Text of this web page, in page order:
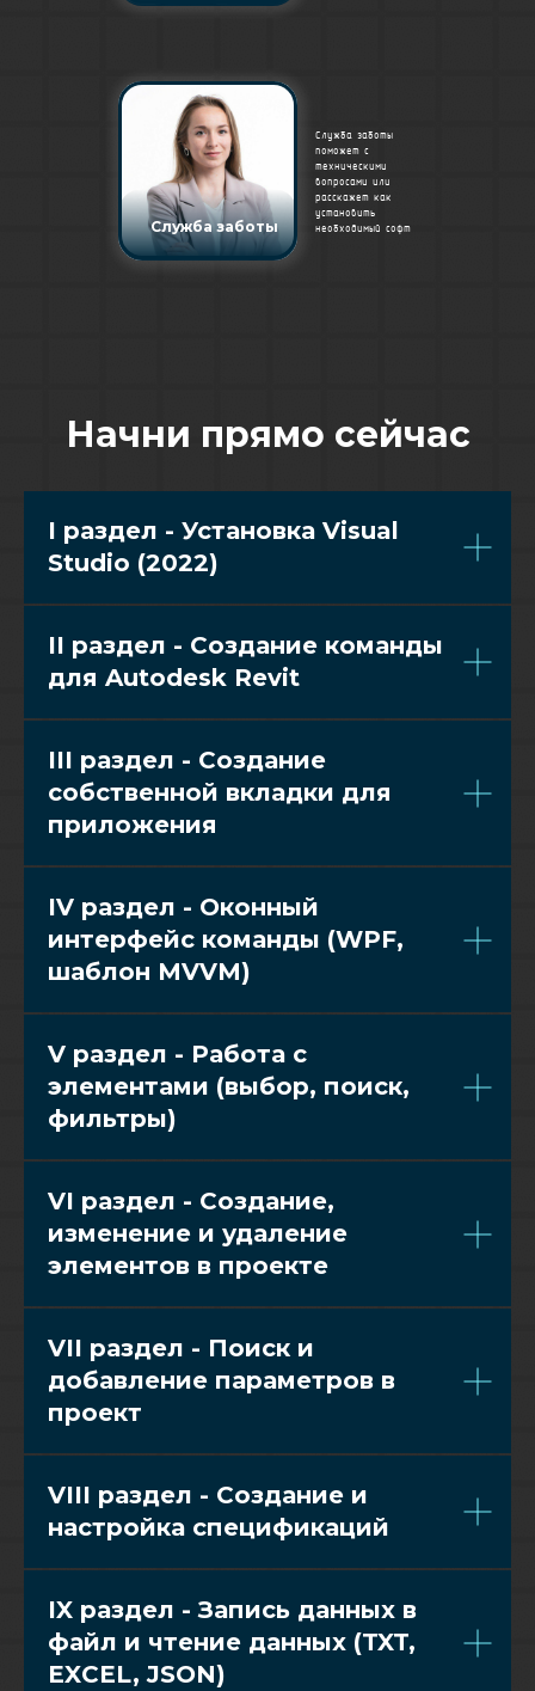
Служба заботы
поможет с
техническими
вопросами или
расскажет как
установить
необходимый софт
Служба заботы
Начни прямо сейчас
I раздел - Установка Visual
Studio (2022)
II раздел - Создание команды
для Autodesk Revit
III раздел - Cоздание
собственной вкладки для
приложения
IV раздел - Оконный
интерфейс команды (WPF,
шаблон MVVM)
V раздел - Работа с
элементами (выбор, поиск,
фильтры)
VI раздел - Cоздание,
изменение и удаление
элементов в проекте
VII раздел - Поиск и
добавление параметров в
проект
VIII раздел - Создание и
настройка спецификаций
IX раздел - Запись данных в
файл и чтение данных (TXT,
EXCEL, JSON)